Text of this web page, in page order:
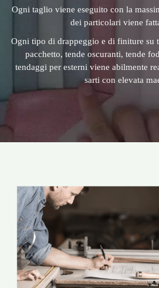
Ogni taglio viene eseguito con la
dei particolari viene
Ogni tipo di drappeggio e di finiture su
pacchetto, tende oscuranti, tende
tendaggi per esterni viene abilmente
sarti con elevata